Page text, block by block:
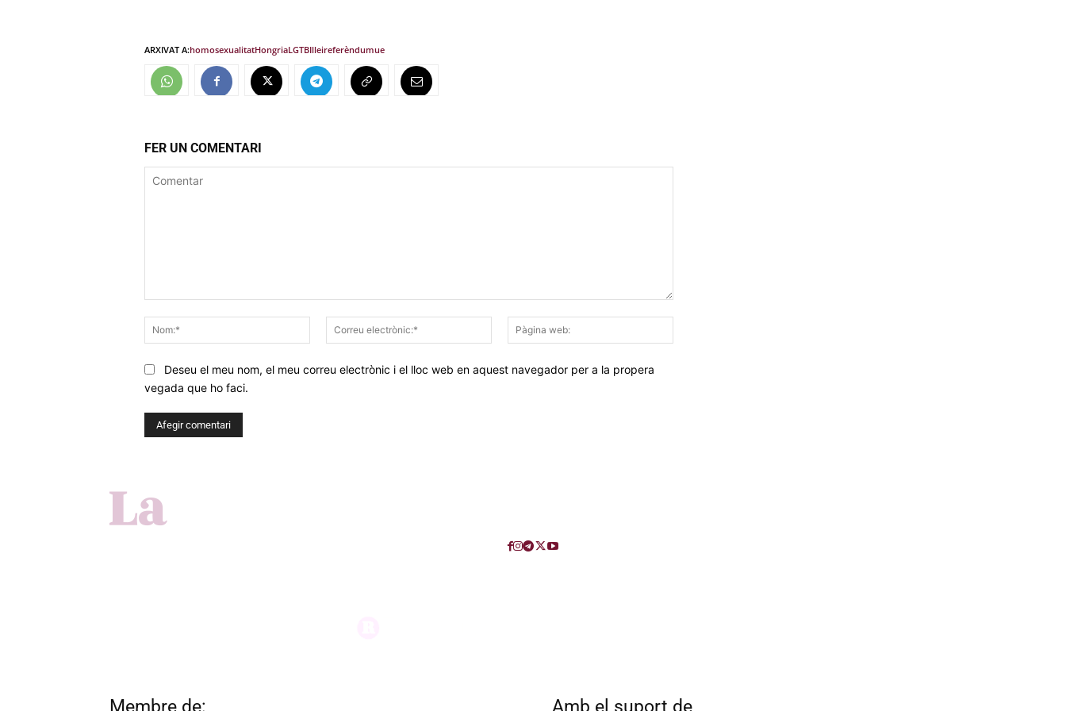
ARXIVAT A:homosexualitatHongriaLGTBIlleireferèndumue
FER UN COMENTARI
Nom:*
Correu
electrònic:*
web:
Deseu el meu nom, el meu correu electrònic i el lloc web en aquest navegador per a la propera
vegada que ho faci.
Membre de: Amb el suport de